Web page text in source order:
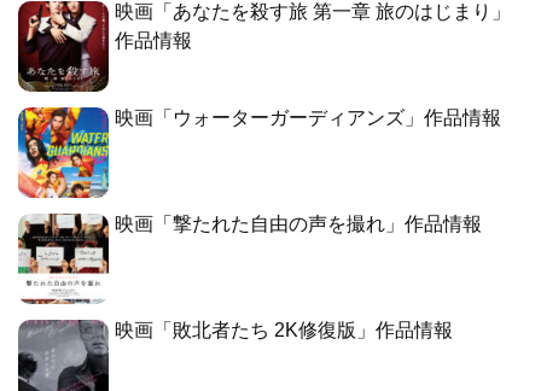
映画「あなたを殺す旅 第一章 旅のはじまり」
作品情報
映画「ウォーターガーディアンズ」作品情報
映画「撃たれた自由の声を撮れ」作品情報
映画「敗北者たち 2K修復版」作品情報